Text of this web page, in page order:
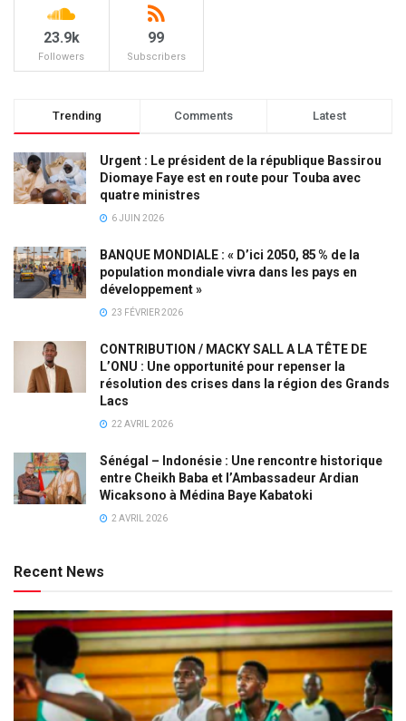
23.9k
Followers
99
Subscribers
Trending Comments Latest
Urgent : Le président de la république Bassirou
Diomaye Faye est en route pour Touba avec
quatre ministres
6 JUIN 2026
BANQUE MONDIALE : « D’ici 2050, 85 % de la
population mondiale vivra dans les pays en
développement »
23 FÉVRIER 2026
CONTRIBUTION / MACKY SALL A LA TÊTE DE
L’ONU : Une opportunité pour repenser la
résolution des crises dans la région des Grands
Lacs
22 AVRIL 2026
Sénégal – Indonésie : Une rencontre historique
entre Cheikh Baba et l’Ambassadeur Ardian
Wicaksono à Médina Baye Kabatoki
2 AVRIL 2026
Recent News